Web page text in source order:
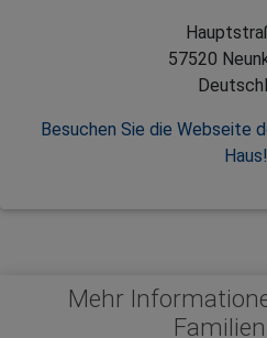
57520
Besuchen Sie die Webseite
Haus!
Mehr